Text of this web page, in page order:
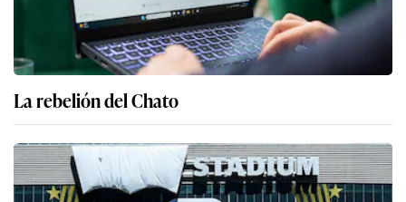
La rebelión del Chato